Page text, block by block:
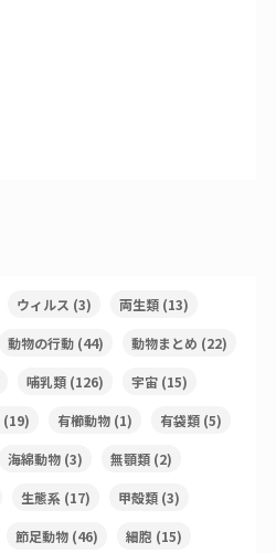
ウィルス (3) 両生類(13)
動物の行動(44) 動物まとめ (22)
哺乳類(126) 宇宙(15)
(19) 有櫛動物(1) 有袋類(5)
海綿動物(3) 無顎類(2)
生態系(17) 甲殻類(3)
節足動物(46) 細胞 (15)